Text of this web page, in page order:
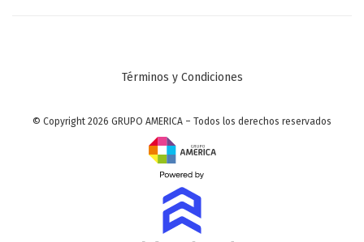
Términos y Condiciones
© Copyright 2026 GRUPO AMERICA – Todos los derechos reservados